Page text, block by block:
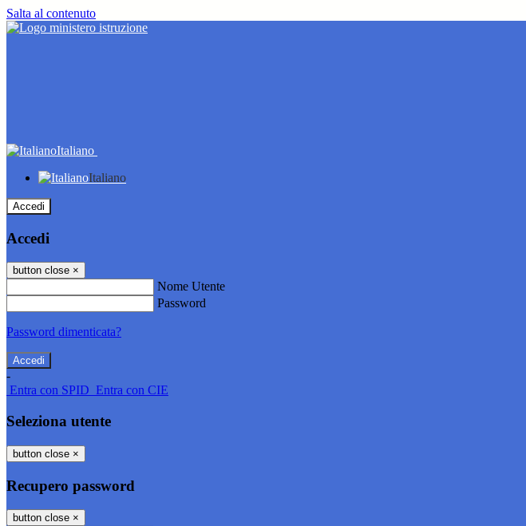
Salta al contenuto
Italiano
Italiano
Accedi
Accedi
button close ×
Nome Utente
Password
Password dimenticata?
-
Entra con SPID Entra con CIE
Seleziona utente
button close ×
Recupero password
button close ×